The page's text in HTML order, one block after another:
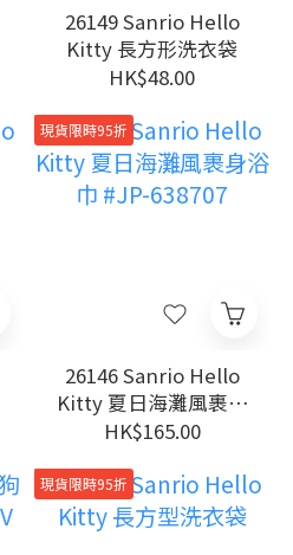
26149 Sanrio Hello
Kitty 長方形洗衣袋
HK$48.00
現貨限時95折
26146 Sanrio Hello
Kitty 夏日海灘風裹身
浴巾 #JP-638707
HK$165.00
現貨限時95折